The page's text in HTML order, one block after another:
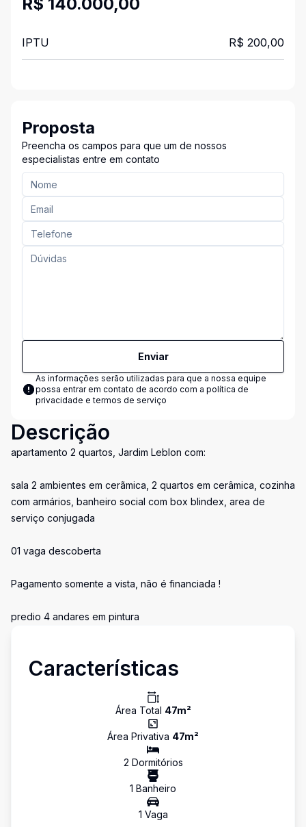
IPTU R$ 200,00
Proposta
Preencha os campos para que um de nossos
especialistas entre em contato
Enviar
As informações serão utilizadas para que a nossa equipe
possa entrar em contato de acordo com a política de
privacidade e termos de serviço
Descrição
apartamento 2 quartos, Jardim Leblon com:
sala 2 ambientes em cerãmica, 2 quartos em cerâmica, cozinha
com armários, banheiro social com box blindex, area de
serviço conjugada
01 vaga descoberta
Pagamento somente a vista, não é financiada !
predio 4 andares em pintura
Características
Área Total 47m²
Área Privativa 47m²
2 Dormitórios
1 Banheiro
1 Vaga